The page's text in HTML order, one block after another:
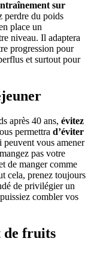
sur
perdre du poids
place un
niveau. Il adaptera
progression pour
et surtout pour
après 40 ans, évitez
permettra d’éviter
peuvent vous amener
pas votre
de manger comme
cela, prenez toujours
de privilégier un
combler vos
de fruits